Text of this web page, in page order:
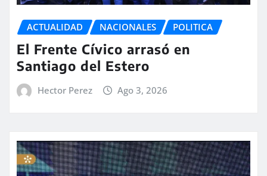
ACTUALIDAD NACIONALES POLITICA
El Frente Cívico arrasó en
Santiago del Estero
Hector Perez Ago 3, 2026